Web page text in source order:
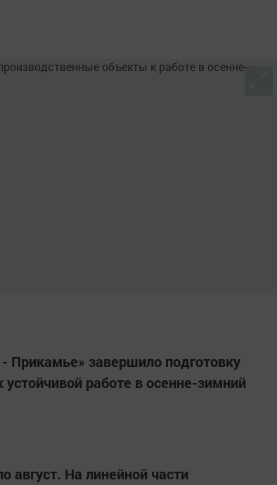
Прикамье» завершило подготовку
работе в осенне-зимний
август. На линейной части